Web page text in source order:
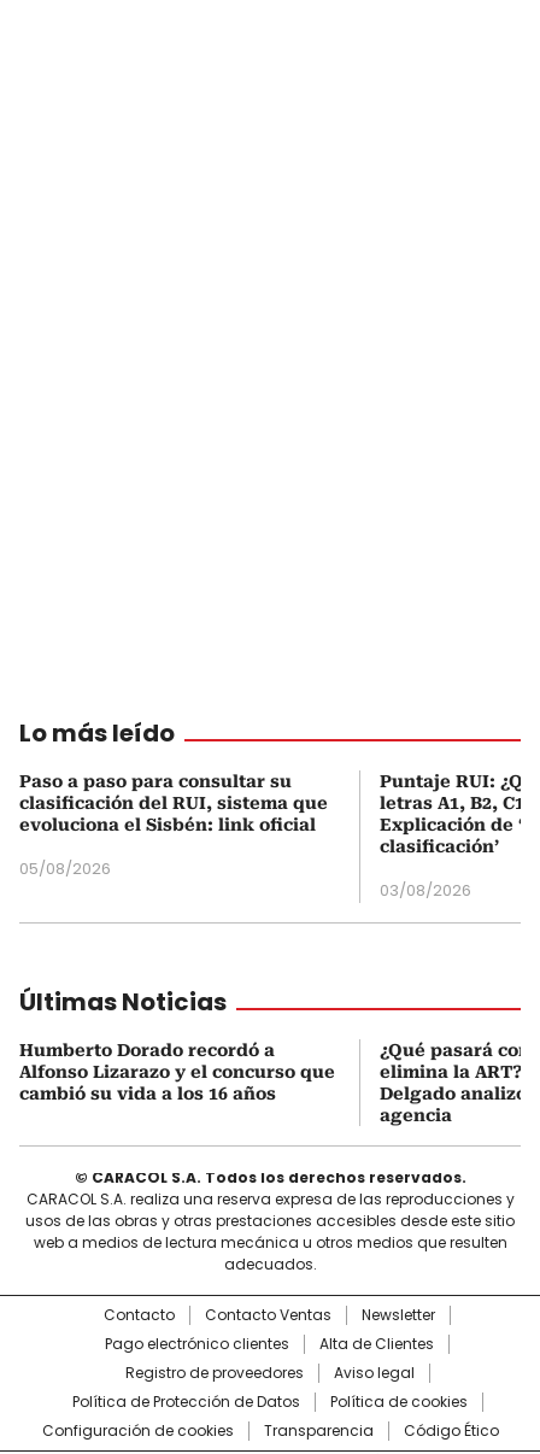
Lo más leído
Paso a paso para consultar su
clasificación del RUI, sistema que
evoluciona el Sisbén: link oficial
05/08/2026
Puntaje RUI:
letras A1, B2, C1
Explicación de
clasificación’
03/08/2026
Últimas Noticias
Humberto Dorado recordó a
Alfonso Lizarazo y el concurso que
cambió su vida a los 16 años
¿Qué pasará con
elimina la ART?
Delgado analizó
agencia
© CARACOL S.A. Todos los derechos reservados.
CARACOL S.A. realiza una reserva expresa de las reproducciones y
usos de las obras y otras prestaciones accesibles desde este sitio
web a medios de lectura mecánica u otros medios que resulten
adecuados.
Contacto Contacto Ventas
Newsletter
Pago electrónico clientes
Alta de Clientes
Registro de proveedores
Aviso legal
Política de Protección de Datos
Política de cookies
Configuración de cookies
Transparencia Código Ético